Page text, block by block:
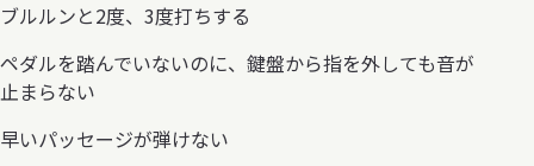
ブルルンと2度、3度打ちする
ペダルを踏んでいないのに、鍵盤から指を外しても音が
止まらない
早いパッセージが弾けない